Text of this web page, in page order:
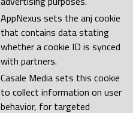
AppNexus sets the anj cookie
that contains data stating
whether a cookie ID is synced
with partners.
Casale Media sets this cookie
to collect information on user
behavior, for targeted